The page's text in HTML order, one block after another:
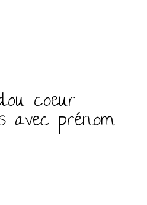
coeur
avec prénom